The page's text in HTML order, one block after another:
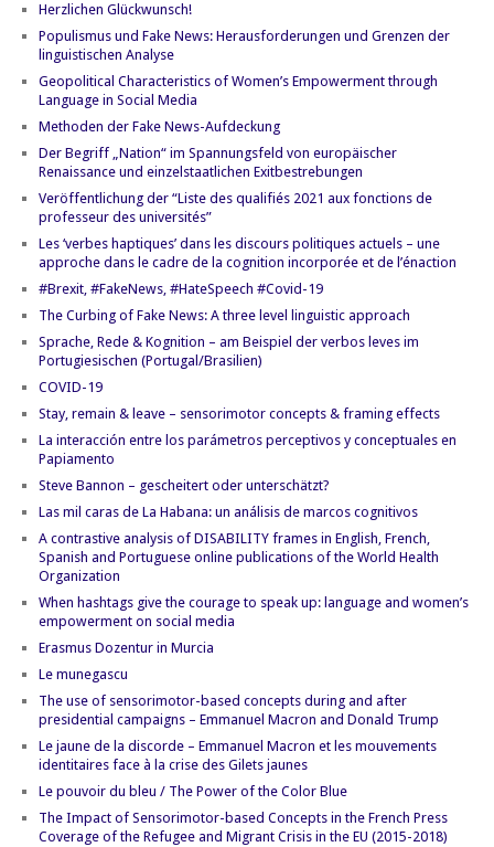
Herzlichen Glückwunsch!
Populismus und Fake News: Herausforderungen und Grenzen der
linguistischen Analyse
Geopolitical Characteristics of Women’s Empowerment through
Language in Social Media
Methoden der Fake News-Aufdeckung
Der Begriff „Nation“ im Spannungsfeld von europäischer
Renaissance und einzelstaatlichen Exitbestrebungen
Veröffentlichung der “Liste des qualifiés 2021 aux fonctions de
professeur des universités”
Les ‘verbes haptiques’ dans les discours politiques actuels – une
approche dans le cadre de la cognition incorporée et de l’énaction
#Brexit, #FakeNews, #HateSpeech #Covid-19
The Curbing of Fake News: A three level linguistic approach
Sprache, Rede & Kognition – am Beispiel der verbos leves im
Portugiesischen (Portugal/Brasilien)
COVID-19
Stay, remain & leave – sensorimotor concepts & framing effects
La interacción entre los parámetros perceptivos y conceptuales en
Papiamento
Steve Bannon – gescheitert oder unterschätzt?
Las mil caras de La Habana: un análisis de marcos cognitivos
A contrastive analysis of DISABILITY frames in English, French,
Spanish and Portuguese online publications of the World Health
Organization
When hashtags give the courage to speak up: language and women’s
empowerment on social media
Erasmus Dozentur in Murcia
Le munegascu
The use of sensorimotor-based concepts during and after
presidential campaigns – Emmanuel Macron and Donald Trump
Le jaune de la discorde – Emmanuel Macron et les mouvements
identitaires face à la crise des Gilets jaunes
Le pouvoir du bleu / The Power of the Color Blue
The Impact of Sensorimotor-based Concepts in the French Press
Coverage of the Refugee and Migrant Crisis in the EU (2015-2018)